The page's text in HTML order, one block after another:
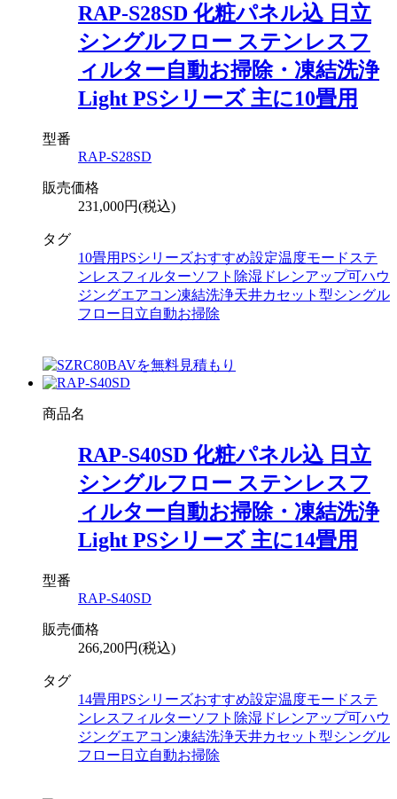
RAP-S28SD 化粧パネル込 日立
シングルフロー ステンレスフ
ィルター自動お掃除・凍結洗浄
Light PSシリーズ 主に10畳用
型番
RAP-S28SD
販売価格
231,000円(税込)
タグ
10畳用PSシリーズおすすめ設定温度モード ステ
ンレスフィルターソフト除湿 ドレンアップ可ハウ
ジングエアコン凍結洗浄天井カセット型シングル
フロー 日立自動お掃除
商品名
RAP-S40SD 化粧パネル込 日立
シングルフロー ステンレスフ
ィルター自動お掃除・凍結洗浄
Light PSシリーズ 主に14畳用
型番
RAP-S40SD
販売価格
266,200円(税込)
タグ
14畳用PSシリーズおすすめ設定温度モード ステ
ンレスフィルターソフト除湿 ドレンアップ可ハウ
ジングエアコン凍結洗浄天井カセット型シングル
フロー 日立自動お掃除